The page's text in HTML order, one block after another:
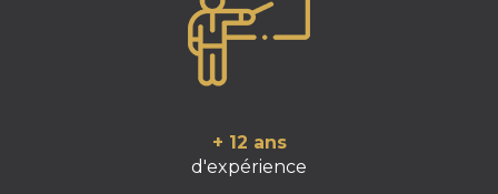
+ 12 ans
d'expérience